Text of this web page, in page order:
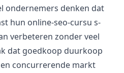
ondernemers denken dat
hun online-seo-cursu s-
verbeteren zonder veel
dat goedkoop duurkoop
concurrerende markt